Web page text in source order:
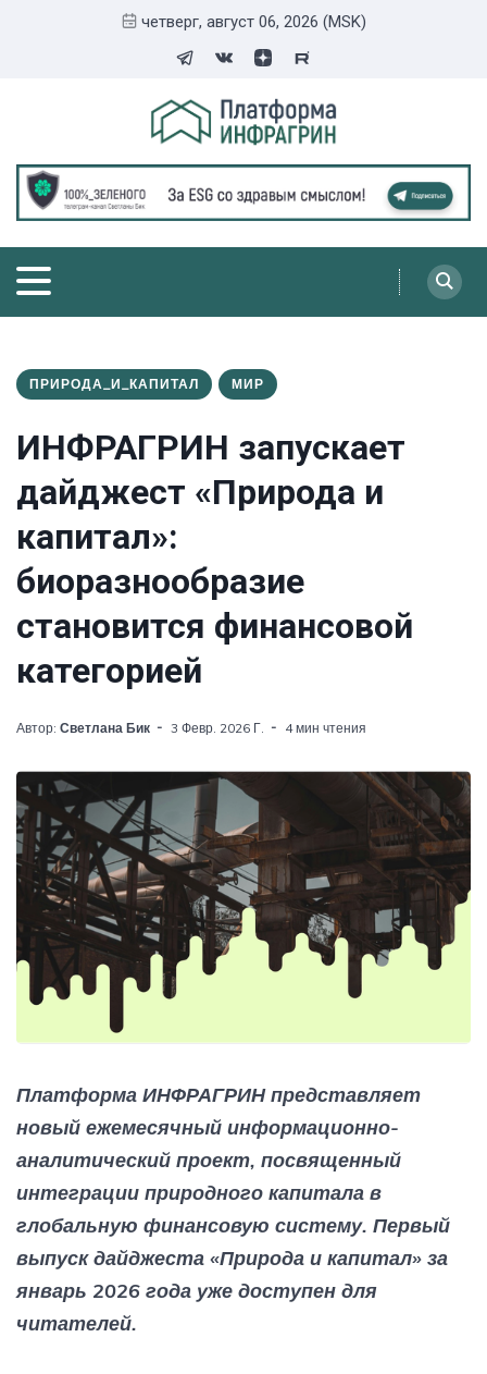
четверг, август 06, 2026 (MSK)
ПРИРОДА_И_КАПИТАЛ МИР
ИНФРАГРИН запускает
дайджест «Природа и
капитал»:
биоразнообразие
становится финансовой
категорией
Автор: Светлана Бик 3 Февр. 2026 Г. 4 мин чтения
Платформа ИНФРАГРИН представляет
новый ежемесячный информационно-
аналитический проект, посвященный
интеграции природного капитала в
глобальную финансовую систему. Первый
выпуск дайджеста «Природа и капитал» за
январь 2026 года уже доступен для
читателей.